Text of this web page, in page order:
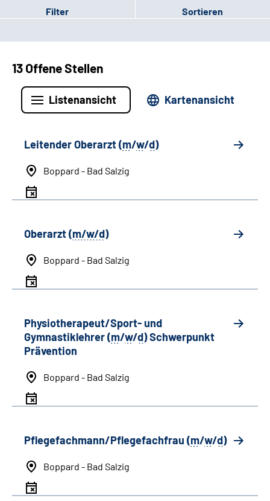
Filter Sortieren
13 Offene Stellen
Listenansicht Kartenansicht
Leitender Oberarzt (m/w/d)
Boppard - Bad Salzig
Oberarzt (m/w/d)
Boppard - Bad Salzig
Physiotherapeut/Sport- und
Gymnastiklehrer (m/w/d) Schwerpunkt
Prävention
Boppard - Bad Salzig
Pflegefachmann/Pflegefachfrau (m/w/d)
Boppard - Bad Salzig